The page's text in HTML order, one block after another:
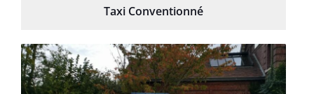
Taxi Conventionné